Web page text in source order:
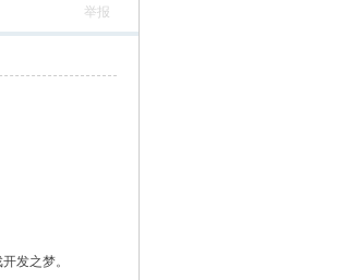
举报
发之梦。